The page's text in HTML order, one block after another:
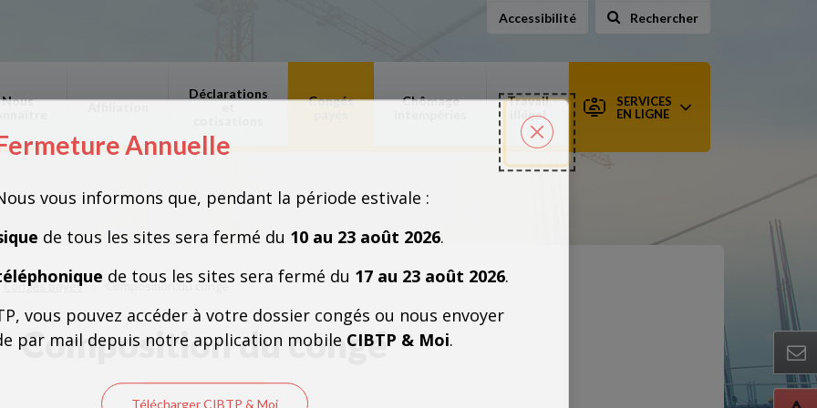
Accessibilité Rechercher
Nous
Déclarations
Congés
Chômage
Travail
illégal
SERVICES
EN LIGNE
Congés payés Composition du congé
Composition du congé
Fermer la popin
Annuelle
vous informons que, pendant la période estivale :
de tous les sites sera fermé du 10 au 23 août 2026.
de tous les sites sera fermé du 17 au 23 août 2026.
vous pouvez accéder à votre dossier congés ou nous envoyer
par mail depuis notre application mobile CIBTP & Moi.
Télécharger CIBTP & Moi